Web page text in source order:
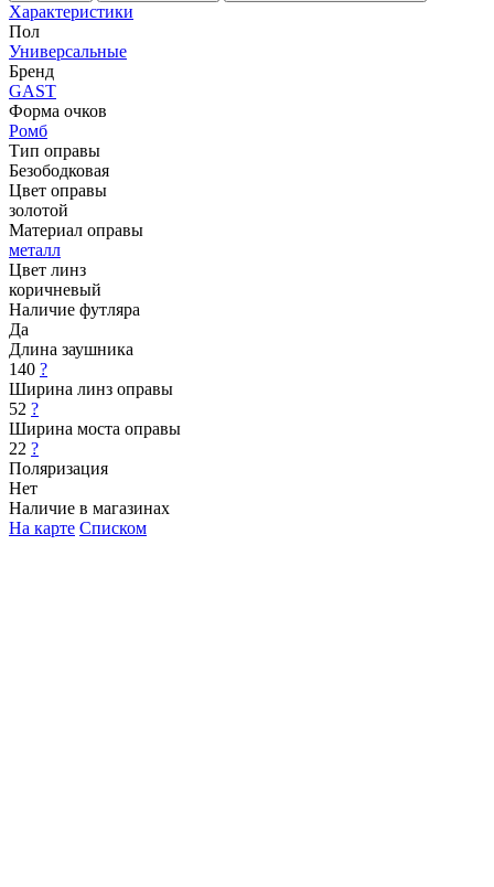
Характеристики
Пол
Универсальные
Бренд
GAST
Форма очков
Ромб
Тип оправы
Безободковая
Цвет оправы
золотой
Материал оправы
металл
Цвет линз
коричневый
Наличие футляра
Да
Длина заушника
140 ?
Ширина линз оправы
52 ?
Ширина моста оправы
22 ?
Поляризация
Нет
Наличие в магазинах
На карте Списком